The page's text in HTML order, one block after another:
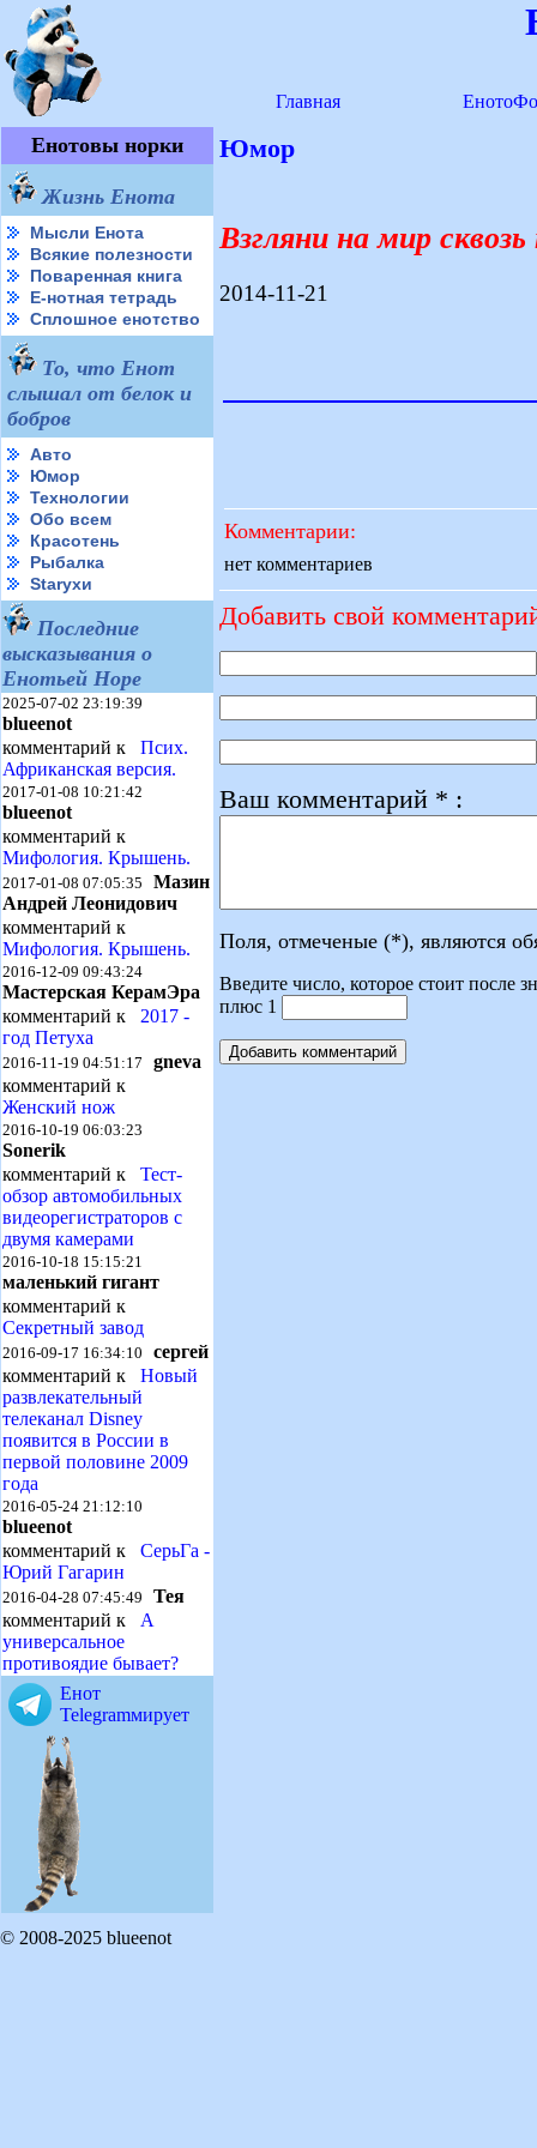
Главная
Енотовы норки
Жизнь Енота
Мысли Енота
Всякие полезности
Поваренная книга
Е-нотная тетрадь
Сплошное енотство
То, что Енот
слышал от белок и
бобров
Авто
Юмор
Технологии
Обо всем
Красотень
Рыбалка
Starухи
Последние
высказывания о
Енотьей Норе
2025-07-02 23:19:39
blueenot
комментарий к Псих.
Африканская версия.
2017-01-08 10:21:42
blueenot
комментарий к
Мифология. Крышень.
2017-01-08 07:05:35 Мазин
Андрей Леонидович
комментарий к
Мифология. Крышень.
2016-12-09 09:43:24
Мастерская КерамЭра
комментарий к 2017 -
год Петуха
2016-11-19 04:51:17 gneva
комментарий к
Женский нож
2016-10-19 06:03:23
Sonerik
комментарий к Тест-
обзор автомобильных
видеорегистраторов с
двумя камерами
2016-10-18 15:15:21
маленький гигант
комментарий к
Секретный завод
2016-09-17 16:34:10 сергей
комментарий к Новый
развлекательный
телеканал Disney
появится в России в
первой половине 2009
года
2016-05-24 21:12:10
blueenot
комментарий к СерьГа -
Юрий Гагарин
2016-04-28 07:45:49 Тея
комментарий к А
универсальное
противоядие бывает?
Енот
Telegramмирует
Юмор
Взгляни на мир
2014-11-21
Комментарии:
нет комментариев
Добавить свой
Ваш комментарий * :
Поля, отмеченые (*), являются
Введите число, которое стоит после
плюс 1
© 2008-2025 blueenot